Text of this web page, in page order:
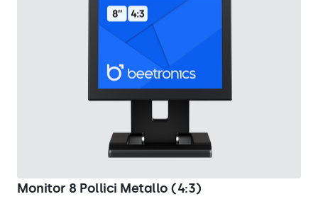
Monitor 8 Pollici Metallo (4:3)